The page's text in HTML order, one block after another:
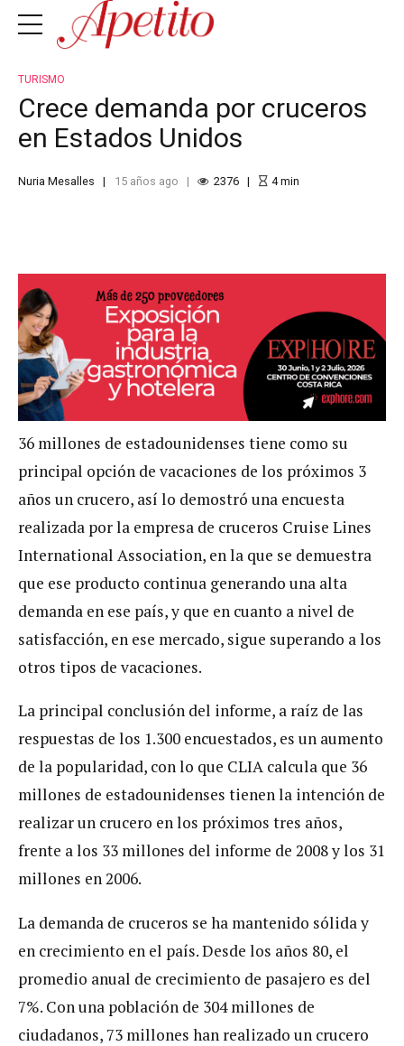
TURISMO
Crece demanda por cruceros
en Estados Unidos
Nuria Mesalles 15 años ago 2376 4min
36 millones de estadounidenses tiene como su
principal opción de vacaciones de los próximos 3
años un crucero, así lo demostró una encuesta
realizada por la empresa de cruceros Cruise Lines
International Association, en la que se demuestra
que ese producto continua generando una alta
demanda en ese país, y que en cuanto a nivel de
satisfacción, en ese mercado, sigue superando a los
otros tipos de vacaciones.
La principal conclusión del informe, a raíz de las
respuestas de los 1.300 encuestados, es un aumento
de la popularidad, con lo que CLIA calcula que 36
millones de estadounidenses tienen la intención de
realizar un crucero en los próximos tres años,
frente a los 33 millones del informe de 2008 y los 31
millones en 2006.
La demanda de cruceros se ha mantenido sólida y
en crecimiento en el país. Desde los años 80, el
promedio anual de crecimiento de pasajero es del
7%. Con una población de 304 millones de
ciudadanos, 73 millones han realizado un crucero